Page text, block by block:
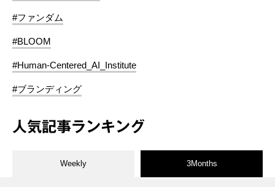
#ファンダム
#BLOOM
#Human-Centered_AI_Institute
#ブランディング
人気記事ランキング
Weekly 3Months